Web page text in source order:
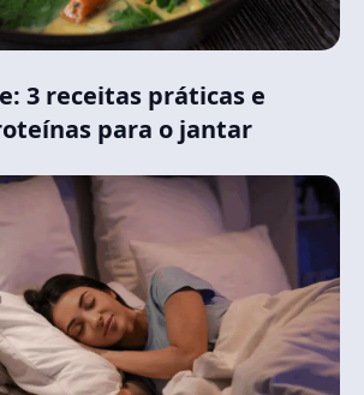
3 receitas práticas e
para o jantar